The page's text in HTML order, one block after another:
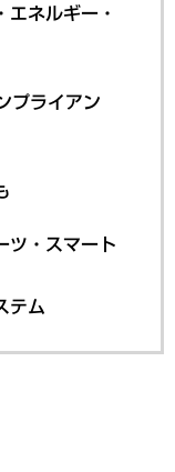
ネルギー・
プライアン
ツ・スマート
テム